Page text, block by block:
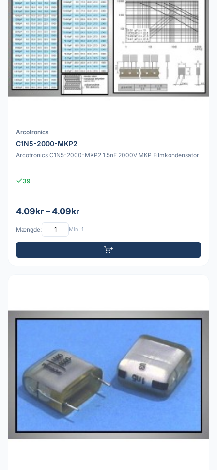
Arcotronics
C1N5-2000-MKP2
Arcotronics C1N5-2000-MKP2 1.5nF 2000V MKP Filmkondensator
39
4.09kr – 4.09kr
Mængde: Min: 1